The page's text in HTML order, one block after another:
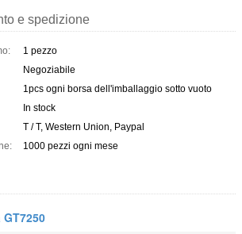
e spedizione
1 pezzo
Negoziabile
1pcs ogni borsa dell'imballaggio sotto vuoto
In stock
T / T, Western Union, Paypal
1000 pezzi ogni mese